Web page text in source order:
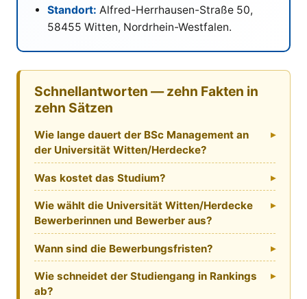
Standort: Alfred-Herrhausen-Straße 50,
58455 Witten, Nordrhein-Westfalen.
Schnellantworten — zehn Fakten in
zehn Sätzen
Wie lange dauert der BSc Management an
der Universität Witten/Herdecke?
Was kostet das Studium?
Wie wählt die Universität Witten/Herdecke
Bewerberinnen und Bewerber aus?
Wann sind die Bewerbungsfristen?
Wie schneidet der Studiengang in Rankings
ab?